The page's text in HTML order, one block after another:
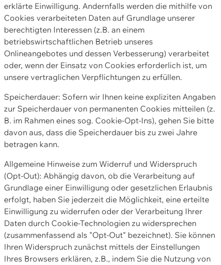
erklärte Einwilligung. Andernfalls werden die mithilfe von
Cookies verarbeiteten Daten auf Grundlage unserer
berechtigten Interessen (z.B. an einem
betriebswirtschaftlichen Betrieb unseres
Onlineangebotes und dessen Verbesserung) verarbeitet
oder, wenn der Einsatz von Cookies erforderlich ist, um
unsere vertraglichen Verpflichtungen zu erfüllen.
Speicherdauer: Sofern wir Ihnen keine expliziten Angaben
zur Speicherdauer von permanenten Cookies mitteilen (z.
B. im Rahmen eines sog. Cookie-Opt-Ins), gehen Sie bitte
davon aus, dass die Speicherdauer bis zu zwei Jahre
betragen kann.
Allgemeine Hinweise zum Widerruf und Widerspruch
(Opt-Out): Abhängig davon, ob die Verarbeitung auf
Grundlage einer Einwilligung oder gesetzlichen Erlaubnis
erfolgt, haben Sie jederzeit die Möglichkeit, eine erteilte
Einwilligung zu widerrufen oder der Verarbeitung Ihrer
Daten durch Cookie-Technologien zu widersprechen
(zusammenfassend als "Opt-Out" bezeichnet). Sie können
Ihren Widerspruch zunächst mittels der Einstellungen
Ihres Browsers erklären, z.B., indem Sie die Nutzung von